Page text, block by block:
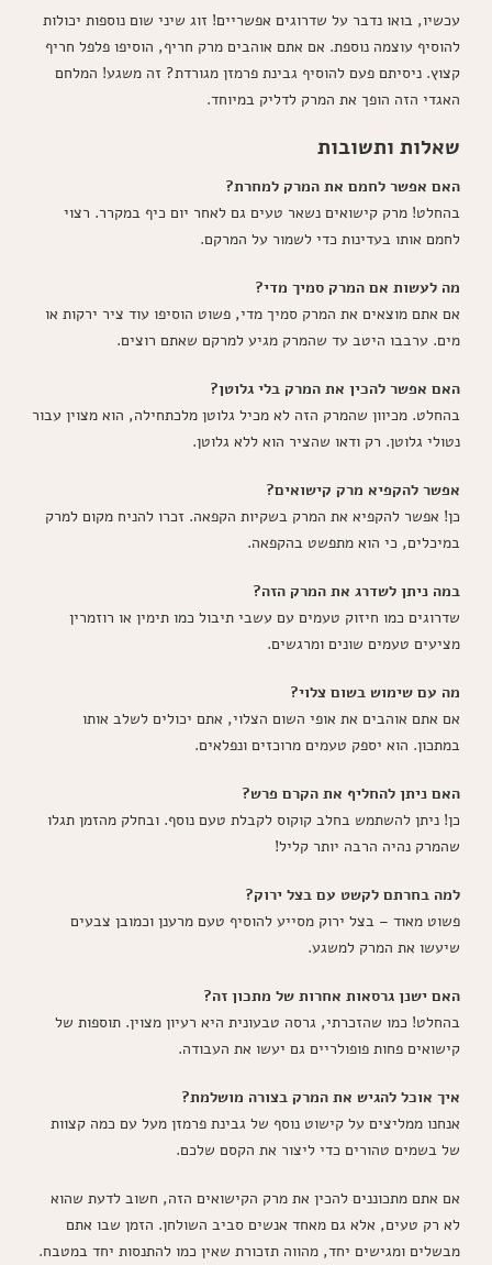
עכשיו, בואו נדבר על שדרוגים אפשריים! זוג שיני שום נוספות יכולות
להוסיף עוצמה נוספת. אם אתם אוהבים מרק חריף, הוסיפו פלפל חריף
קצוץ. ניסיתם פעם להוסיף גבינת פרמזן מגורדת? זה משגע! המלחם
האגדי הזה הופך את המרק לדליק במיוחד.
שאלות ותשובות
האם אפשר לחמם את המרק למחרת?
בהחלט! מרק קישואים נשאר טעים גם לאחר יום כיף במקרר. רצוי
לחמם אותו בעדינות כדי לשמור על המרקם.
מה לעשות אם המרק סמיך מדי?
אם אתם מוצאים את המרק סמיך מדי, פשוט הוסיפו עוד ציר ירקות או
מים. ערבבו היטב עד שהמרק מגיע למרקם שאתם רוצים.
האם אפשר להכין את המרק בלי גלוטן?
בהחלט. מכיוון שהמרק הזה לא מכיל גלוטן מלכתחילה, הוא מצוין עבור
נטולי גלוטן. רק ודאו שהציר הוא ללא גלוטן.
אפשר להקפיא מרק קישואים?
כן! אפשר להקפיא את המרק בשקיות הקפאה. זכרו להניח מקום למרק
במיכלים, כי הוא מתפשט בהקפאה.
במה ניתן לשדרג את המרק הזה?
שדרוגים כמו חיזוק טעמים עם עשבי תיבול כמו תימין או רוזמרין
מציעים טעמים שונים ומרגשים.
מה עם שימוש בשום צלוי?
אם אתם אוהבים את אופי השום הצלוי, אתם יכולים לשלב אותו
במתכון. הוא יספק טעמים מרוכזים ונפלאים.
האם ניתן להחליף את הקרם פרש?
כן! ניתן להשתמש בחלב קוקוס לקבלת טעם נוסף. ובחלק מהזמן תגלו
שהמרק נהיה הרבה יותר קליל!
למה בחרתם לקשט עם בצל ירוק?
פשוט מאוד – בצל ירוק מסייע להוסיף טעם מרענן וכמובן צבעים
שיעשו את המרק למשגע.
האם ישנן גרסאות אחרות של מתכון זה?
בהחלט! כמו שהזכרתי, גרסה טבעונית היא רעיון מצוין. תוספות של
קישואים פחות פופולריים גם יעשו את העבודה.
איך אוכל להגיש את המרק בצורה מושלמת?
אנחנו ממליצים על קישוט נוסף של גבינת פרמזן מעל עם כמה קצוות
של בשמים טהורים כדי ליצור את הקסם שלכם.
אם אתם מתכוננים להכין את מרק הקישואים הזה, חשוב לדעת שהוא
לא רק טעים, אלא גם מאחד אנשים סביב השולחן. הזמן שבו אתם
מבשלים ומגישים יחד, מהווה תזכורת שאין כמו להתנסות יחד במטבח.